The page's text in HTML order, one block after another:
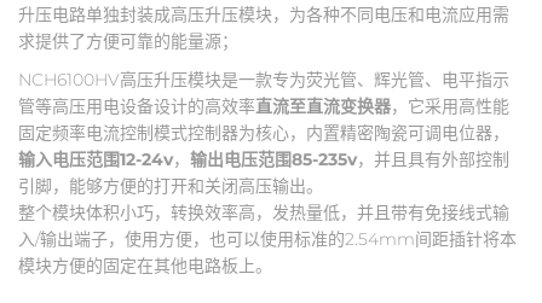
升压电路单独封装成高压升压模块，为各种不同电压和电流应用需
求提供了方便可靠的能量源；
NCH6100HV高压升压模块是一款专为荧光管、辉光管、电平指示
管等高压用电设备设计的高效率直流至直流变换器，它采用高性能
固定频率电流控制模式控制器为核心，内置精密陶瓷可调电位器，
输入电压范围12-24v， 输出电压范围85-235v，并且具有外部控制
引脚，能够方便的打开和关闭高压输出。
整个模块体积小巧，转换效率高，发热量低，并且带有免接线式输
入/输出端子，使用方便，也可以使用标准的2.54mm间距插针将本
模块方便的固定在其他电路板上。